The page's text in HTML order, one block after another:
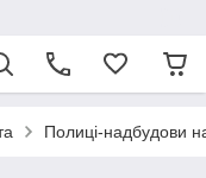
Полиці-надбудови